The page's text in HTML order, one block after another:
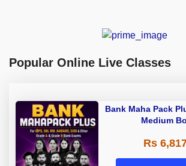
Popular Online Live Classes
Bank Maha Pack
Medium
Rs